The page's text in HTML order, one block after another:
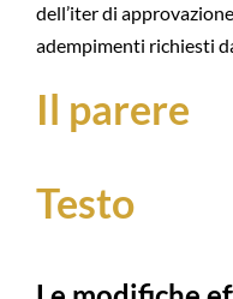
dell’iter di
adempimenti richiesti
Il parere
Testo